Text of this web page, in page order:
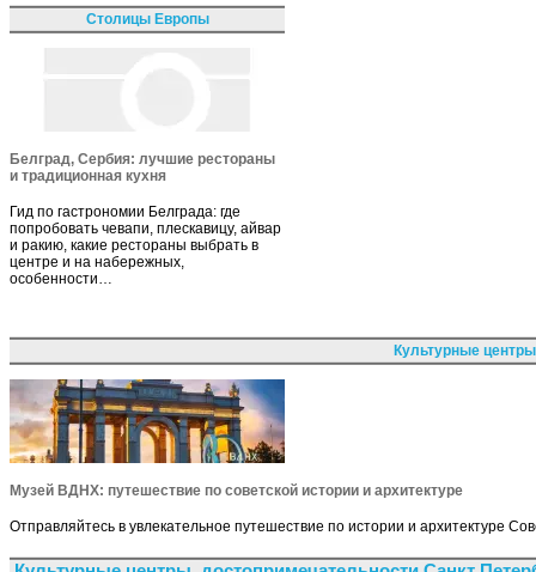
Столицы Европы
Белград, Сербия: лучшие рестораны
и традиционная кухня
Гид по гастрономии Белграда: где
попробовать чевапи, плескавицу, айвар
и ракию, какие рестораны выбрать в
центре и на набережных,
особенности…
Культурные
Музей ВДНХ: путешествие по советской истории и архитектуре
Отправляйтесь в увлекательное путешествие по истории и архитектуре